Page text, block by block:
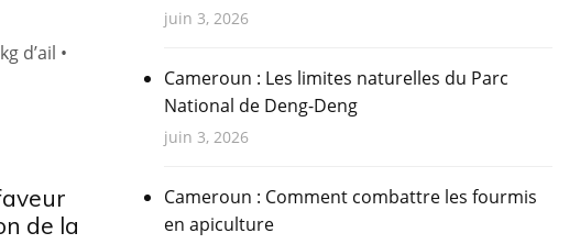
d’ail •
de la
juin 3, 2026
Cameroun : Les limites naturelles du Parc
National de Deng-Deng
juin 3, 2026
Cameroun : Comment combattre les fourmis
en apiculture